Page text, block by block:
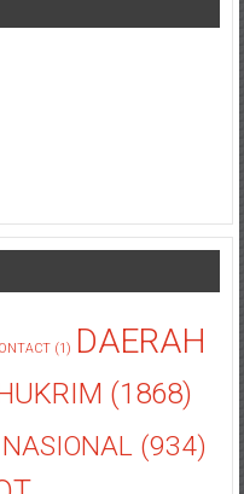
(1868)
NASIONAL (934)